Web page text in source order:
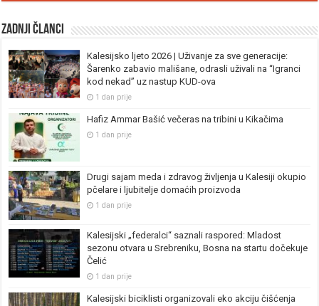
Zadnji članci
Kalesijsko ljeto 2026 | Uživanje za sve generacije:
Šarenko zabavio mališane, odrasli uživali na “Igranci
kod nekad” uz nastup KUD-ova
1 dan prije
Hafiz Ammar Bašić večeras na tribini u Kikačima
1 dan prije
Drugi sajam meda i zdravog življenja u Kalesiji okupio
pčelare i ljubitelje domaćih proizvoda
1 dan prije
Kalesijski „federalci“ saznali raspored: Mladost
sezonu otvara u Srebreniku, Bosna na startu dočekuje
Čelić
1 dan prije
Kalesijski biciklisti organizovali eko akciju čišćenja